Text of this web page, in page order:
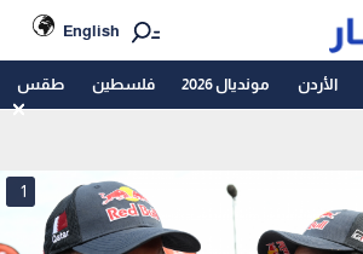
English
الأردن مونديال 2026 فلسطين طقس
1